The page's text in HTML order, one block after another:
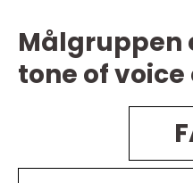
Målgruppen
tone of